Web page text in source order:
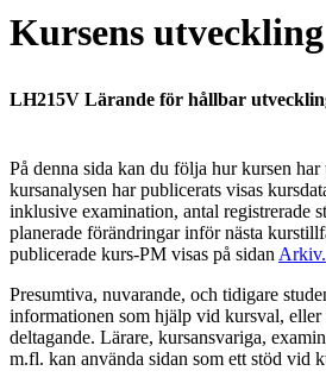
Kursens utveckling
LH215V Lärande för hållbar
På denna sida kan du följa hur kursen
kursanalysen har publicerats visas
inklusive examination, antal registrerade
planerade förändringar inför nästa
publicerade kurs-PM visas på sidan Arkiv.
Presumtiva, nuvarande, och tidigare
informationen som hjälp vid kursval,
deltagande. Lärare, kursansvariga,
m.fl. kan använda sidan som ett stöd vid